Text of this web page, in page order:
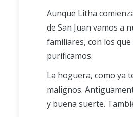
Aunque Litha
de San Juan vamos a
familiares, con los
purificamos.
La hoguera, como ya
malignos.
y buena suerte.